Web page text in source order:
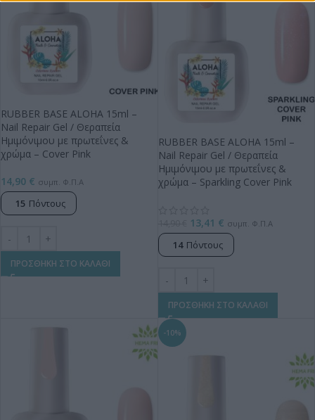
RUBBER BASE ALOHA 15ml –
Nail Repair Gel / Θεραπεία
Ημιμόνιμου με πρωτεΐνες &
χρώμα – Cover Pink
14,90 € συμπ. Φ.Π.Α
15 Πόντους
ΠΡΟΣΘΗΚΗ ΣΤΟ ΚΑΛΑΘΙ
RUBBER BASE ALOHA 15ml –
Nail Repair Gel / Θεραπεία
Ημιμόνιμου με πρωτεΐνες &
χρώμα – Sparkling Cover Pink
13,41 € συμπ. Φ.Π.Α
14 Πόντους
ΠΡΟΣΘΗΚΗ ΣΤΟ ΚΑΛΑΘΙ
-10%